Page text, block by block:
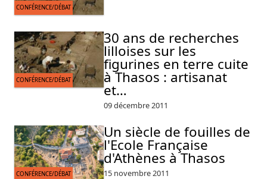
CONFÉRENCE/DÉBAT
CONFÉRENCE/DÉBAT
30 ans de recherches
lilloises sur les
figurines en terre cuite
à Thasos : artisanat
et…
09 décembre 2011
CONFÉRENCE/DÉBAT
Un siècle de fouilles de
l'Ecole Française
d'Athènes à Thasos
15 novembre 2011